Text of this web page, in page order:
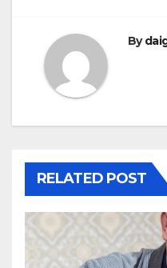
ビ
ゲ
ョ
ン
By
RELATED POST